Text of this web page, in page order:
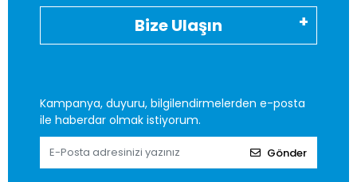
Bize Ulaşın
Kampanya, duyuru, bilgilendirmelerden e-posta
ile haberdar olmak istiyorum.
Gönder